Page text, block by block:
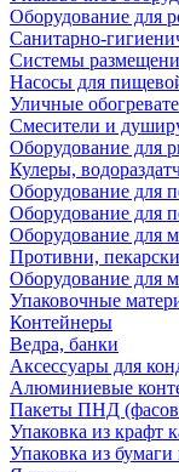
Оборудование для
Санитарно-
Системы
Насосы для
Уличные
Смесители и
Оборудование для
Кулеры,
Оборудование для
Оборудование для
Оборудование для
Противни,
Оборудование для
Упаковочные
Контейнеры
Ведра, банки
Аксессуары для
Алюминиевые
Пакеты ПНД
Упаковка из крафт
Упаковка из бумаги